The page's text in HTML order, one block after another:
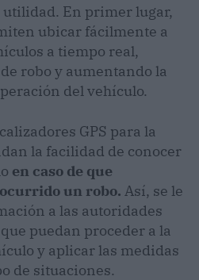
utilidad. En primer lugar,
ubicar fácilmente a
a tiempo real,
robo y aumentando la
del vehículo.
GPS para la
la facilidad de conocer
en caso de que
un robo. Así, se le
a las autoridades
puedan proceder a la
y aplicar las medidas
de situaciones.